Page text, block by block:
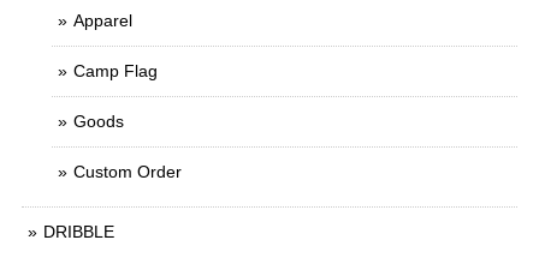
Apparel
Camp Flag
Goods
Custom Order
DRIBBLE